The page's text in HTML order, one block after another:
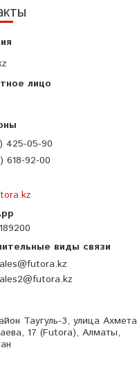
425-05-90
618-92-00
Таугуль-3, улица Ахмета
17 (Futora), Алматы,